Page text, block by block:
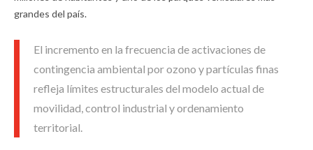
grandes del país.
El incremento en la frecuencia de activaciones de
contingencia ambiental por ozono y partículas finas
refleja límites estructurales del modelo actual de
movilidad, control industrial y ordenamiento
territorial.